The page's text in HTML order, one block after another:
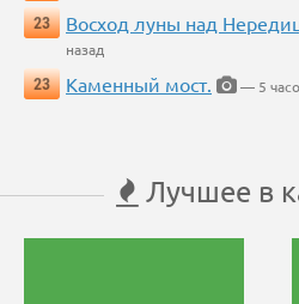
23
Восход луны над
назад
23
Каменный мост. — 5
Лучшее в